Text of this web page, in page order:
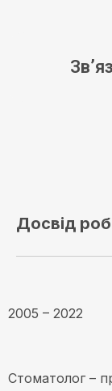
Досвід
2005 – 2022
Стоматолог –